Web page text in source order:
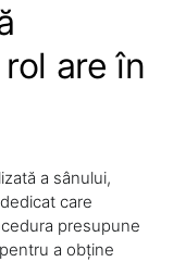
are în
a sânului,
care
presupune
a obține